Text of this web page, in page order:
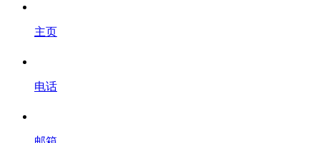
主页
电话